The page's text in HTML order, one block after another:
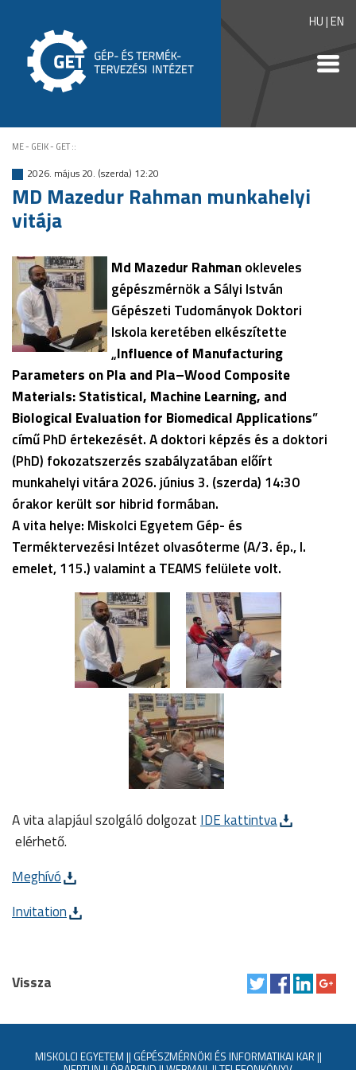
HU|EN
ME - GEIK - GET::
2026. május 20. (szerda) 12:20
MD Mazedur Rahman munkahelyi
vitája
Md Mazedur Rahmanokleveles
gépészmérnök a Sályi István
Gépészeti Tudományok Doktori
Iskola keretében elkészítette
„Influence of Manufacturing
Parameters on Pla and Pla–Wood Composite
Materials: Statistical, Machine Learning, and
Biological Evaluation for Biomedical Applications”
című PhD értekezését. A doktori képzés és a doktori
(PhD) fokozatszerzés szabályzatában előírt
munkahelyi vitára 2026. június 3. (szerda) 14:30
órakor került sor hibrid formában.
A vita helye: Miskolci Egyetem Gép- és
Terméktervezési Intézet olvasóterme (A/3. ép., I.
emelet, 115.) valamint a TEAMS felülete volt.
A vita alapjául szolgáló dolgozat IDE kattintva
elérhető.
Meghívó
Invitation
Vissza
MISKOLCI EGYETEM || GÉPÉSZMÉRNÖKI ÉS INFORMATIKAI KAR ||